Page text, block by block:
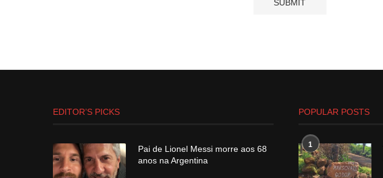
EDITOR’S PICKS
Pai de Lionel Messi morre aos 68
anos na Argentina
POPULAR POSTS
1